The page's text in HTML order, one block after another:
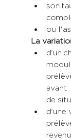
son
ou
La
d'un
avant
de
d'une